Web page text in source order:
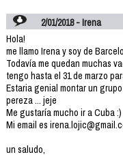
2/01/2018 - Irena
Hola!
me llamo Irena y soy de
Todavía me quedan muchas
tengo hasta el 31 de marzo
Estaria genial montar un
pereza ... jeje
Me gustaría mucho ir a Cuba :)
Mi email es
un saludo,